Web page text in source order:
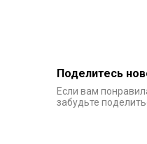
Если вам
забудьте